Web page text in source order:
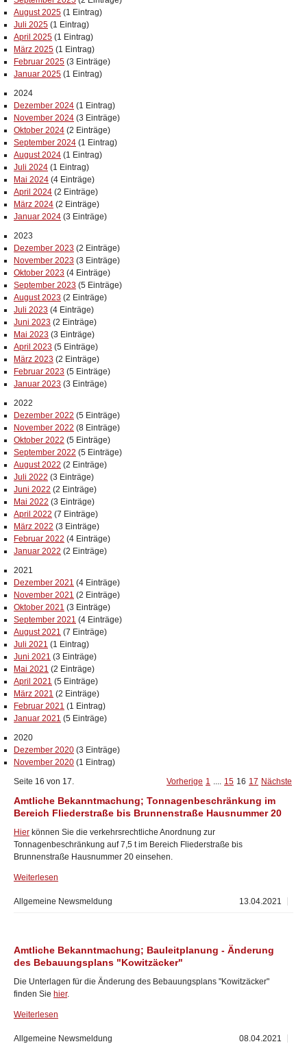
August 2025 (1 Eintrag)
Juli 2025 (1 Eintrag)
April 2025 (1 Eintrag)
März 2025 (1 Eintrag)
Februar 2025 (3 Einträge)
Januar 2025 (1 Eintrag)
2024
Dezember 2024 (1 Eintrag)
November 2024 (3 Einträge)
Oktober 2024 (2 Einträge)
September 2024 (1 Eintrag)
August 2024 (1 Eintrag)
Juli 2024 (1 Eintrag)
Mai 2024 (4 Einträge)
April 2024 (2 Einträge)
März 2024 (2 Einträge)
Januar 2024 (3 Einträge)
2023
Dezember 2023 (2 Einträge)
November 2023 (3 Einträge)
Oktober 2023 (4 Einträge)
September 2023 (5 Einträge)
August 2023 (2 Einträge)
Juli 2023 (4 Einträge)
Juni 2023 (2 Einträge)
Mai 2023 (3 Einträge)
April 2023 (5 Einträge)
März 2023 (2 Einträge)
Februar 2023 (5 Einträge)
Januar 2023 (3 Einträge)
2022
Dezember 2022 (5 Einträge)
November 2022 (8 Einträge)
Oktober 2022 (5 Einträge)
September 2022 (5 Einträge)
August 2022 (2 Einträge)
Juli 2022 (3 Einträge)
Juni 2022 (2 Einträge)
Mai 2022 (3 Einträge)
April 2022 (7 Einträge)
März 2022 (3 Einträge)
Februar 2022 (4 Einträge)
Januar 2022 (2 Einträge)
2021
Dezember 2021 (4 Einträge)
November 2021 (2 Einträge)
Oktober 2021 (3 Einträge)
September 2021 (4 Einträge)
August 2021 (7 Einträge)
Juli 2021 (1 Eintrag)
Juni 2021 (3 Einträge)
Mai 2021 (2 Einträge)
April 2021 (5 Einträge)
März 2021 (2 Einträge)
Februar 2021 (1 Eintrag)
Januar 2021 (5 Einträge)
2020
Dezember 2020 (3 Einträge)
November 2020 (1 Eintrag)
Seite 16 von 17.
Vorherige 1 .... 15 16 17 Nächste
Amtliche Bekanntmachung; Tonnagenbeschränkung im
Bereich Fliederstraße bis Brunnenstraße Hausnummer 20
Hier können Sie die verkehrsrechtliche Anordnung zur
Tonnagenbeschränkung auf 7,5 t im Bereich Fliederstraße bis
Brunnenstraße Hausnummer 20 einsehen.
Weiterlesen
13.04.2021
Allgemeine Newsmeldung
Amtliche Bekanntmachung; Bauleitplanung - Änderung
des Bebauungsplans "Kowitzäcker"
Die Unterlagen für die Änderung des Bebauungsplans "Kowitzäcker"
finden Sie hier.
Weiterlesen
08.04.2021
Allgemeine Newsmeldung